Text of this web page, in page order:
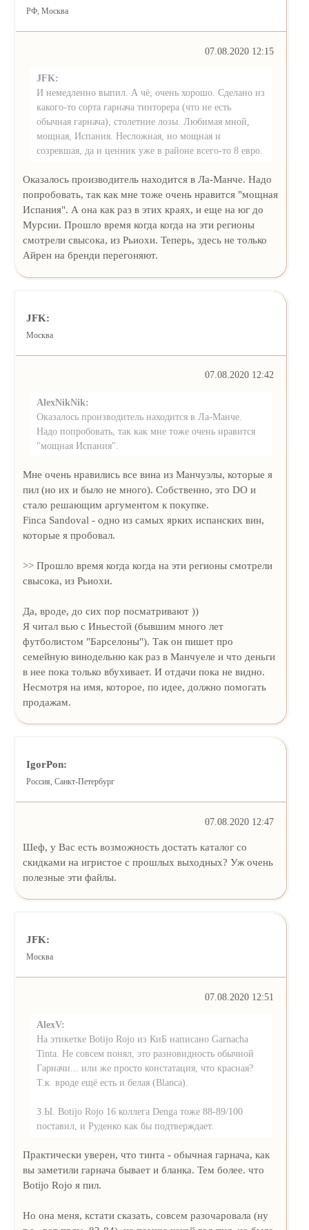
РФ, Москва
07.08.2020 12:15
JFK:
И немедленно выпил. А чё, очень хорошо. Сделано из
какого-то сорта гарнача тинторера (что не есть
обычная гарнача), столетние лозы. Любимая мной,
мощная, Испания. Несложная, но мощная и
созревшая, да и ценник уже в районе всего-то 8 евро.
Оказалось производитель находится в Ла-Манче. Надо
попробовать, так как мне тоже очень нравится "мощная
Испания". А она как раз в этих краях, и еще на юг до
Мурсии. Прошло время когда когда на эти регионы
смотрели свысока, из Рьиохи. Теперь, здесь не только
Айрен на бренди перегоняют.
JFK:
Москва
07.08.2020 12:42
AlexNikNik:
Оказалось производитель находится в Ла-Манче.
Надо попробовать, так как мне тоже очень нравится
"мощная Испания".
Мне очень нравились все вина из Манчуэлы, которые я
пил (но их и было не много). Собственно, это DO и
стало решающим аргументом к покупке.
Finca Sandoval - одно из самых ярких испанских вин,
которые я пробовал.
>> Прошло время когда когда на эти регионы смотрели
свысока, из Рьиохи.
Да, вроде, до сих пор посматривают ))
Я читал вью с Иньестой (бывшим много лет
футболистом "Барселоны"). Так он пишет про
семейную винодельню как раз в Манчуеле и что деньги
в нее пока только вбухивает. И отдачи пока не видно.
Несмотря на имя, которое, по идее, должно помогать
продажам.
IgorPon:
Россия, Санкт-Петербург
07.08.2020 12:47
Шеф, у Вас есть возможность достать каталог со
скидками на игристое с прошлых выходных? Уж очень
полезные эти файлы.
JFK:
Москва
07.08.2020 12:51
AlexV:
На этикетке Botijo Rojo из КиБ написано Garnacha
Tinta. Не совсем понял, это разновидность обычной
Гарначи... или же просто констатация, что красная?
Т.к. вроде ещё есть и белая (Blanca).
З.Ы. Botijo Rojo 16 коллега Denga тоже 88-89/100
поставил, и Руденко как бы подтверждает.
Практически уверен, что тинта - обычная гарнача, как
вы заметили гарнача бывает и бланка. Тем более. что
Botijo Rojo я пил.
Но она меня, кстати сказать, совсем разочаровала (ну